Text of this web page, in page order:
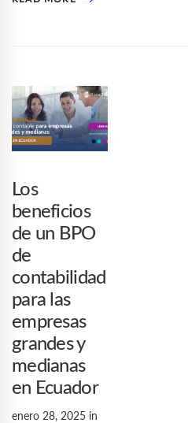
Los
beneficios
de un BPO
de
contabilidad
para las
empresas
grandes y
medianas
en Ecuador
enero 28, 2025 in